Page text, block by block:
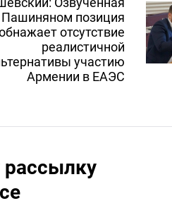
Пашиняном позиция
отсутствие
реалистичной
участию
Армении в ЕАЭС